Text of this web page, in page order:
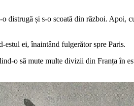
și s-o scoată din război. Apoi,
estul ei, înaintând fulgerător spre Paris.
o să mute multe divizii din Franța în